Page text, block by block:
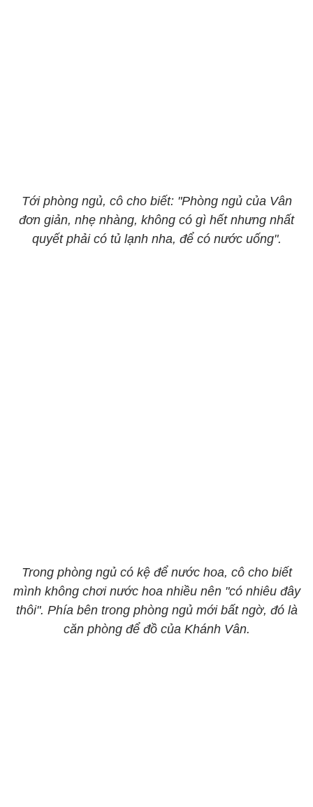
Tới phòng ngủ, cô cho biết: "Phòng ngủ của Vân
đơn giản, nhẹ nhàng, không có gì hết nhưng nhất
quyết phải có tủ lạnh nha, để có nước uống".
Trong phòng ngủ có kệ để nước hoa, cô cho biết
mình không chơi nước hoa nhiều nên "có nhiêu đây
thôi". Phía bên trong phòng ngủ mới bất ngờ, đó là
căn phòng để đồ của Khánh Vân.